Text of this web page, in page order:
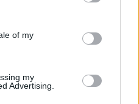
and its third-party tags to
purposes in below Google
of my
my
Advertising.